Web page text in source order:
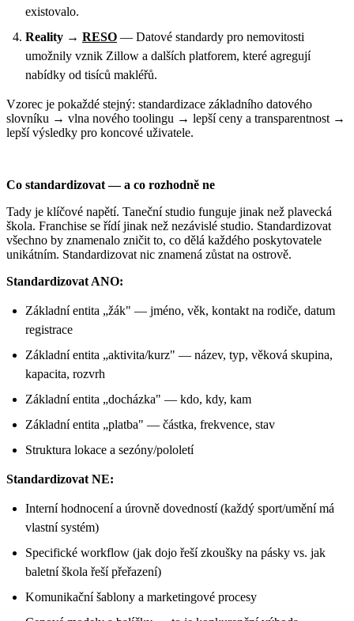
existovalo.
Reality → RESO — Datové standardy pro nemovitosti
umožnily vznik Zillow a dalších platforem, které agregují
nabídky od tisíců makléřů.
Vzorec je pokaždé stejný: standardizace základního datového
slovníku → vlna nového toolingu → lepší ceny a transparentnost →
lepší výsledky pro koncové uživatele.
Co standardizovat — a co rozhodně ne
Tady je klíčové napětí. Taneční studio funguje jinak než plavecká
škola. Franchise se řídí jinak než nezávislé studio. Standardizovat
všechno by znamenalo zničit to, co dělá každého poskytovatele
unikátním. Standardizovat nic znamená zůstat na ostrově.
Standardizovat ANO:
Základní entita „žák" — jméno, věk, kontakt na rodiče, datum
registrace
Základní entita „aktivita/kurz" — název, typ, věková skupina,
kapacita, rozvrh
Základní entita „docházka" — kdo, kdy, kam
Základní entita „platba" — částka, frekvence, stav
Struktura lokace a sezóny/pololetí
Standardizovat NE:
Interní hodnocení a úrovně dovedností (každý sport/umění má
vlastní systém)
Specifické workflow (jak dojo řeší zkoušky na pásky vs. jak
baletní škola řeší přeřazení)
Komunikační šablony a marketingové procesy